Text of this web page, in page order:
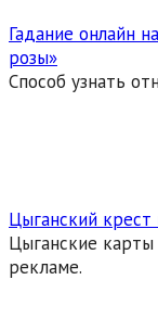
Гадание онлайн
розы»
Способ узнать
Цыганский
Цыганские
рекламе.